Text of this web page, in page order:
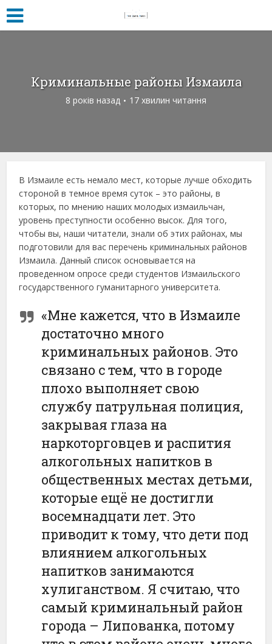
Криминальные районы Измаила
8 років назад 17 хвилин читання
В Измаиле есть немало мест, которые лучше обходить
стороной в темное время суток – это районы, в
которых, по мнению наших молодых измаильчан,
уровень преступности особенно высок. Для того,
чтобы вы, наши читатели, знали об этих районах, мы
подготовили для вас перечень криминальных районов
Измаила. Данный список основывается на
проведенном опросе среди студентов Измаильского
государственного гуманитарного университета.
«Мне кажется, что в Измаиле
достаточно много
криминальных районов. Это
связано с тем, что в городе
плохо выполняет свою
службу патрульная полиция,
закрывая глаза на
наркоторговцев и распития
алкогольных напитков в
общественных местах детьми,
которые ещё не достигли
восемнадцати лет. Это
приводит к тому, что дети под
влиянием алкогольных
напитков занимаются
хулиганством. Я считаю, что
самый криминальный район
города – Липованка, потому